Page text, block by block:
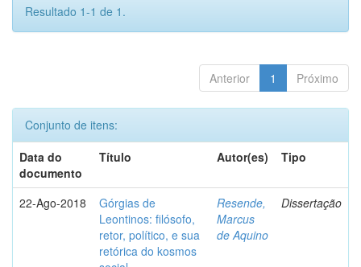
Resultado 1-1 de 1.
Anterior 1 Próximo
Conjunto de itens:
Data do
documento
Título Autor(es) Tipo
22-Ago-2018
Górgias de
Leontinos: filósofo,
retor, político, e sua
retórica do kosmos
Resende,
Marcus
de Aquino
Dissertação